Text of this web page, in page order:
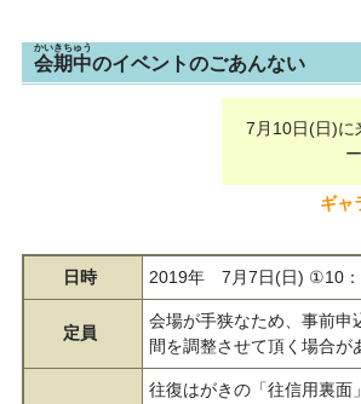
会期中
かいきちゅう
のイベントのごあんない
7月10日(日)に来館さ
ギャ
日時 2019年 7
定員
会場が手狭なため、事前申込制で各回
間を調整させて頂く場合が
往復はがきの「往信用裏面